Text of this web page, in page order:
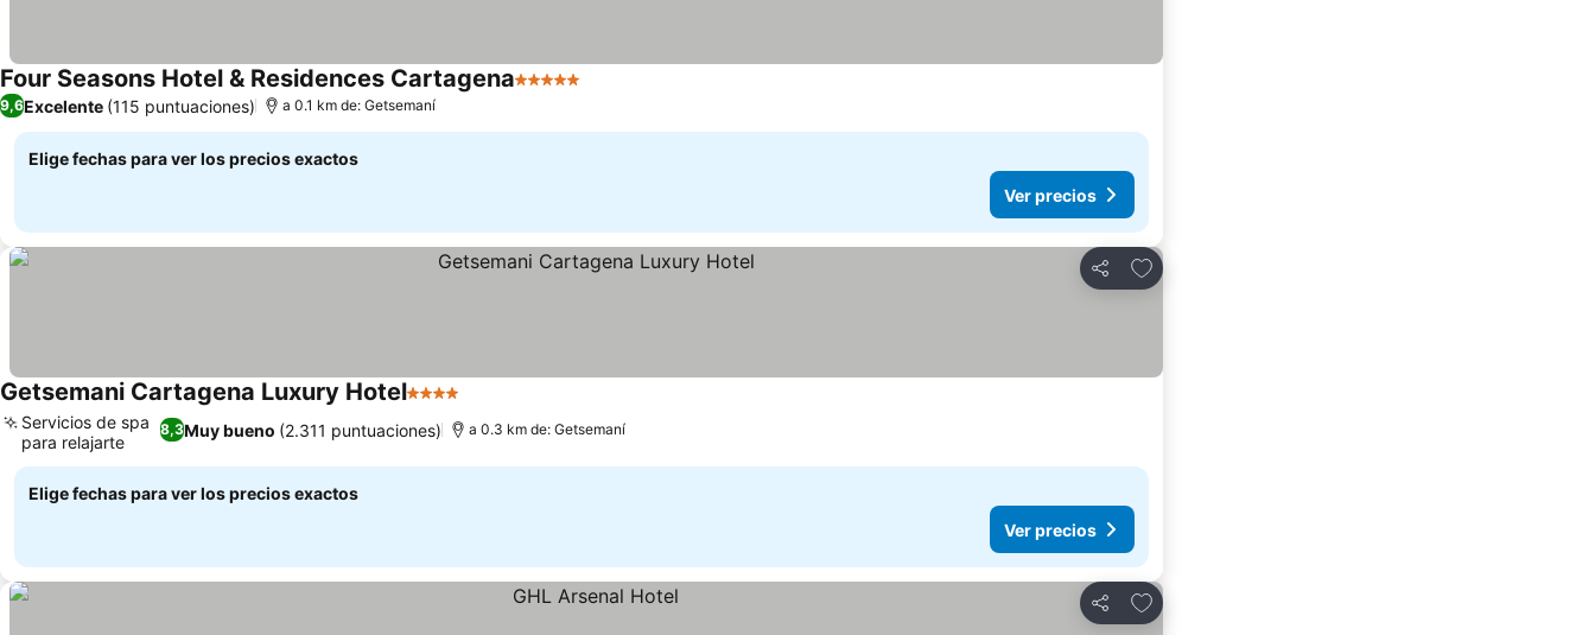
Four Seasons Hotel & Residences Cartagena5 Estrellas
9,6Excelente (115 puntuaciones) a 0.1 km de: Getsemaní
Elige fechas para ver los precios exactos
Ver precios
Compartir
Agregar a favoritos
Getsemani Cartagena Luxury Hotel4 Estrellas
8,3Muy bueno (2.311 puntuaciones)
Servicios de spa
para relajarte
a 0.3 km de: Getsemaní
Elige fechas para ver los precios exactos
Ver precios
Compartir
Agregar a favoritos